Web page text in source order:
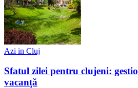
Azi in Cluj
Sfatul zilei pentru clujeni:
vacanță